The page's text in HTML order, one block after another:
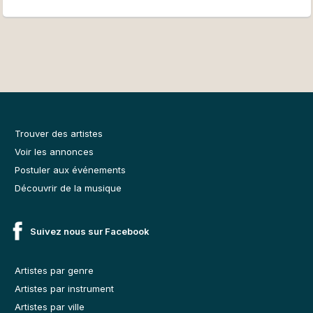
Trouver des artistes
Voir les annonces
Postuler aux événements
Découvrir de la musique
Suivez nous sur Facebook
Artistes par genre
Artistes par instrument
Artistes par ville